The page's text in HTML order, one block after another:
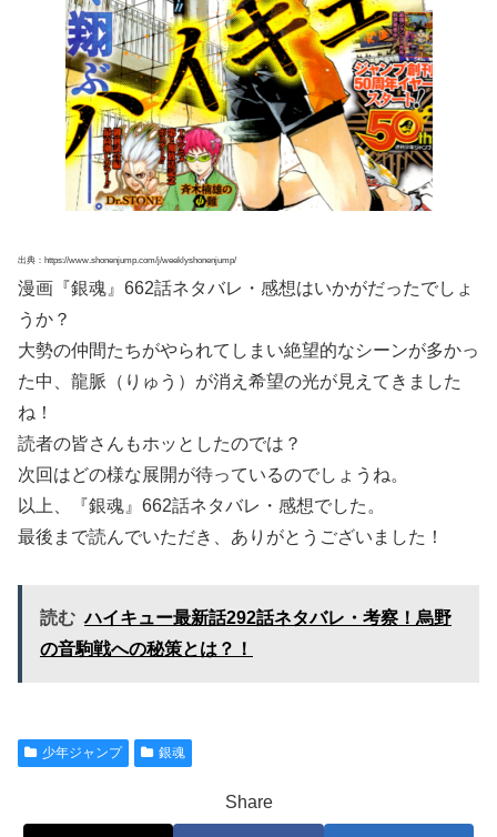
出典：https://www.shonenjump.com/j/weeklyshonenjump/
漫画『銀魂』662話ネタバレ・感想はいかがだったでしょ
うか？
大勢の仲間たちがやられてしまい絶望的なシーンが多かっ
た中、龍脈（りゅう）が消え希望の光が見えてきました
ね！
読者の皆さんもホッとしたのでは？
次回はどの様な展開が待っているのでしょうね。
以上、『銀魂』662話ネタバレ・感想でした。
最後まで読んでいただき、ありがとうございました！
読む ハイキュー最新話292話ネタバレ・考察！烏野
の音駒戦への秘策とは？！
少年ジャンプ 銀魂
Share